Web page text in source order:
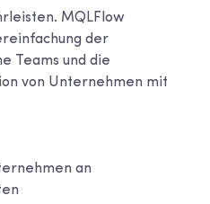
MQLFlow
der
Teams und die
von Unternehmen mit
an